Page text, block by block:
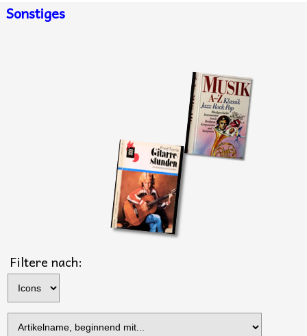
Sonstiges
Filtere nach: